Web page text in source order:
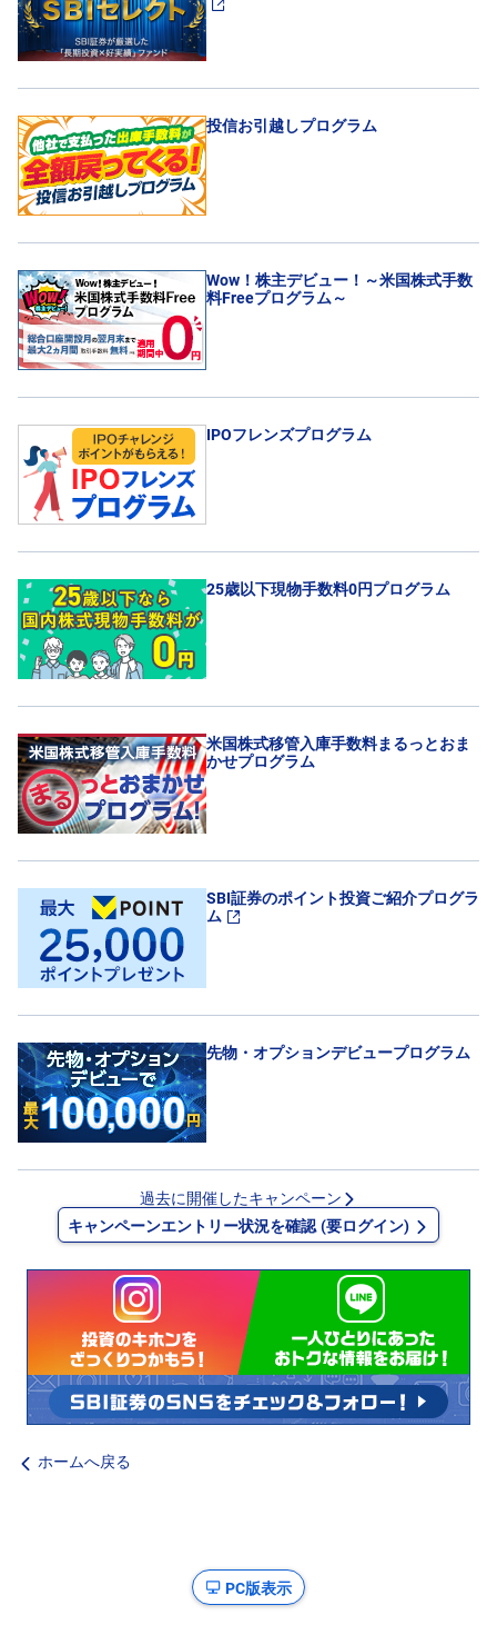
投信お引越しプログラム
Wow！株主デビュー！～米国株式手数
料Freeプログラム～
IPOフレンズプログラム
25歳以下現物手数料0円プログラム
米国株式移管入庫手数料まるっとおま
かせプログラム
SBI証券のポイント投資ご紹介プログラ
ム
先物・オプションデビュープログラム
過去に開催したキャンペーン
キャンペーンエントリー状況を確認 (要ログイン)
ホームへ戻る
PC版表示